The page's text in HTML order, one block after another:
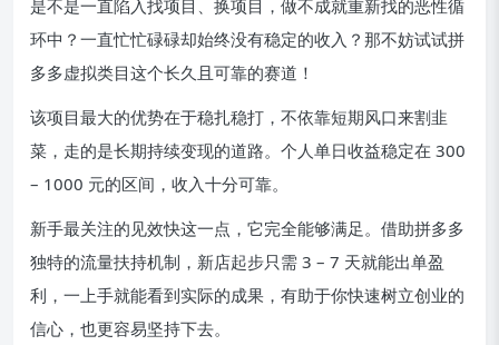
是不是一直陷入找项目、换项目，做不成就重新找的恶性循
环中？一直忙忙碌碌却始终没有稳定的收入？那不妨试试拼
多多虚拟类目这个长久且可靠的赛道！
该项目最大的优势在于稳扎稳打，不依靠短期风口来割韭
菜，走的是长期持续变现的道路。个人单日收益稳定在 300
– 1000 元的区间，收入十分可靠。
新手最关注的见效快这一点，它完全能够满足。借助拼多多
独特的流量扶持机制，新店起步只需 3 – 7 天就能出单盈
利，一上手就能看到实际的成果，有助于你快速树立创业的
信心，也更容易坚持下去。